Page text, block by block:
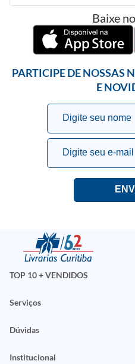
Baixe
PARTICIPE DE NOSSAS
E
TOP 10 + VENDIDOS
Serviços
Dúvidas
Institucional